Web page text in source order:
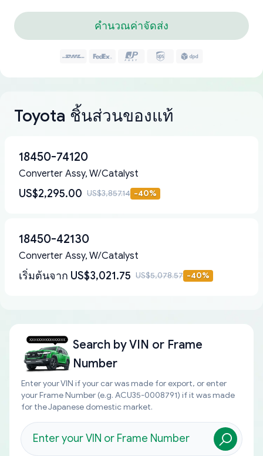
คำนวณค่าจัดส่ง
Toyota ชิ้นส่วนของแท้
18450-74120
Converter Assy, W/Catalyst
US$2,295.00 US$3,857.14 -40%
18450-42130
Converter Assy, W/Catalyst
เริ่มต้นจาก US$3,021.75 US$5,078.57 -40%
Search byVIN or Frame
Number
Enter your VIN if your car was made for export, or enter
your Frame Number (e.g. ACU35-0008791) if it was made
for the Japanese domestic market.